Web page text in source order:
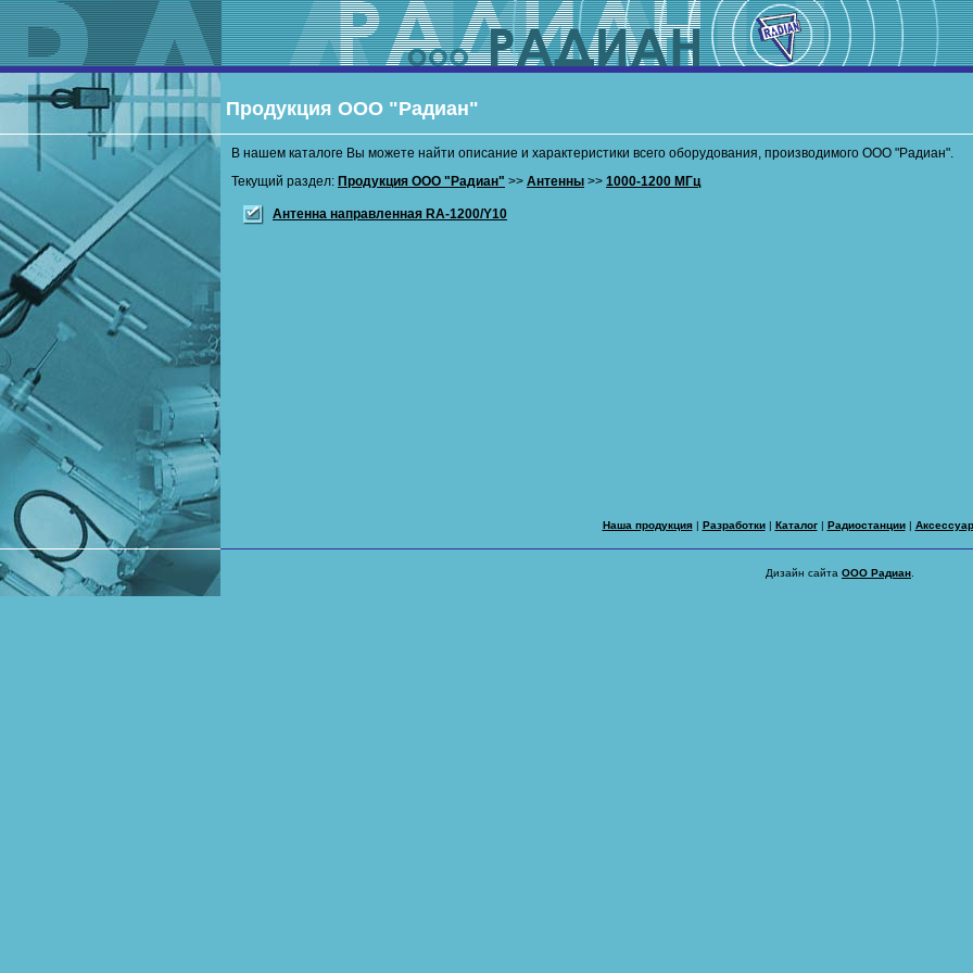
Продукция ООО "Радиан"
В нашем каталоге Вы можете найти описание и характеристики всего оборудования, производимого ООО "Радиан".
Текущий раздел: Продукция ООО "Радиан" >> Антенны >> 1000-1200 МГц
Антенна направленная RА-1200/Y10
Наша продукция| Разработки| Каталог| Радиостанции|
Дизайн сайта ООО Радиан